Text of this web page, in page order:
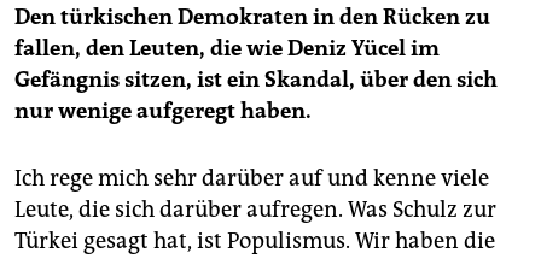
Den türkischen Demokraten in den Rücken zu
fallen, den Leuten, die wie Deniz Yücel im
Gefängnis sitzen, ist ein Skandal, über den sich
nur wenige aufgeregt haben.
Ich rege mich sehr darüber auf und kenne viele
Leute, die sich darüber aufregen. Was Schulz zur
Türkei gesagt hat, ist Populismus. Wir haben die